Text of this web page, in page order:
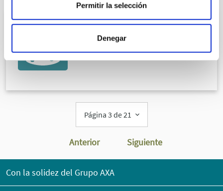
Permitir la selección
Denegar
CARDIOLOGÍA
Dr. Juan Pablo Hernando García
Página 3 de 21
Anterior Siguiente
Con la solidez del Grupo AXA